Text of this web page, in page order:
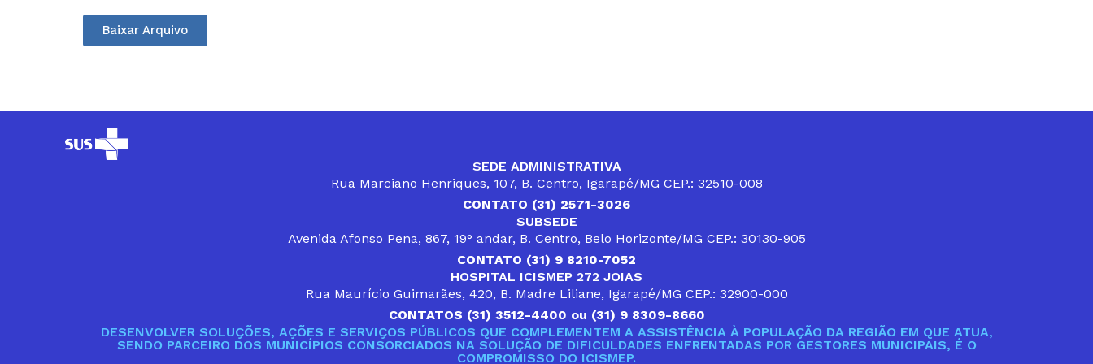
Baixar Arquivo
SEDE ADMINISTRATIVA
Rua Marciano Henriques, 107, B. Centro, Igarapé/MG CEP.: 32510-008
CONTATO (31) 2571-3026
SUBSEDE
Avenida Afonso Pena, 867, 19° andar, B. Centro, Belo Horizonte/MG CEP.: 30130-905
CONTATO (31) 9 8210-7052
HOSPITAL ICISMEP 272 JOIAS
Rua Maurício Guimarães, 420, B. Madre Liliane, Igarapé/MG CEP.: 32900-000
CONTATOS (31) 3512-4400 ou (31) 9 8309-8660
DESENVOLVER SOLUÇÕES, AÇÕES E SERVIÇOS PÚBLICOS QUE COMPLEMENTEM A ASSISTÊNCIA À POPULAÇÃO DA REGIÃO EM QUE ATUA,
SENDO PARCEIRO DOS MUNICÍPIOS CONSORCIADOS NA SOLUÇÃO DE DIFICULDADES ENFRENTADAS POR GESTORES MUNICIPAIS, É O
COMPROMISSO DO ICISMEP.